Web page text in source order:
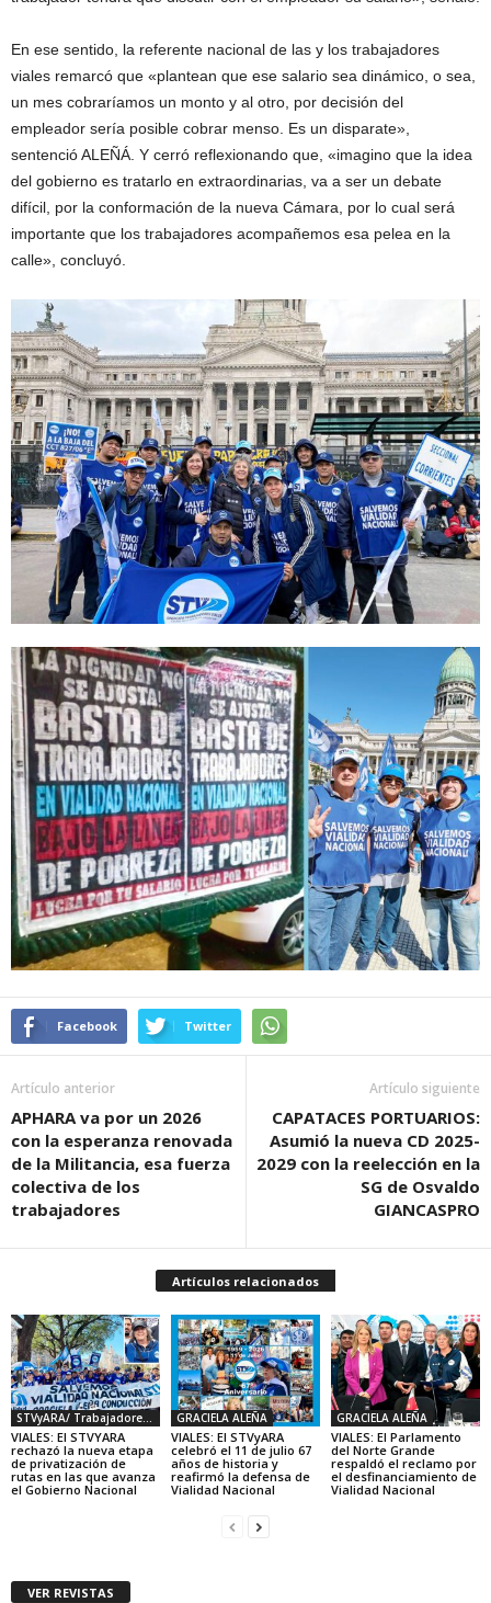
En ese sentido, la referente nacional de las y los trabajadores
viales remarcó que «plantean que ese salario sea dinámico, o sea,
un mes cobraríamos un monto y al otro, por decisión del
empleador sería posible cobrar menso. Es un disparate»,
sentenció ALEÑÁ. Y cerró reflexionando que, «imagino que la idea
del gobierno es tratarlo en extraordinarias, va a ser un debate
difícil, por la conformación de la nueva Cámara, por lo cual será
importante que los trabajadores acompañemos esa pelea en la
calle», concluyó.
Facebook Twitter
Artículo anterior
APHARA va por un 2026
con la esperanza renovada
de la Militancia, esa fuerza
colectiva de los
trabajadores
Artículo siguiente
CAPATACES PORTUARIOS:
Asumió la nueva CD 2025-
2029 con la reelección en la
SG de Osvaldo
GIANCASPRO
Artículos relacionados
STVyARA/ Trabajadores Viales
VIALES: El STVYARA
rechazó la nueva etapa
de privatización de
rutas en las que avanza
el Gobierno Nacional
GRACIELA ALEÑA
VIALES: El STVyARA
celebró el 11 de julio 67
años de historia y
reafirmó la defensa de
Vialidad Nacional
GRACIELA ALEÑA
VIALES: El Parlamento
del Norte Grande
respaldó el reclamo por
el desfinanciamiento de
Vialidad Nacional
VER REVISTAS